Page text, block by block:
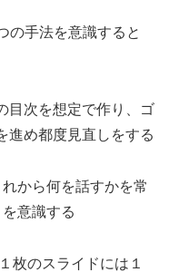
の手法を意識すると
目次を想定で作り、ゴ
進め都度見直しをする
から何を話すかを常
意識する
枚のスライドには１